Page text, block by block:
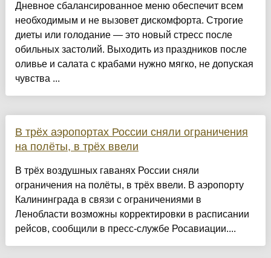
Дневное сбалансированное меню обеспечит всем
необходимым и не вызовет дискомфорта. Строгие
диеты или голодание — это новый стресс после
обильных застолий. Выходить из праздников после
оливье и салата с крабами нужно мягко, не допуская
чувства ...
В трёх аэропортах России сняли ограничения
на полёты, в трёх ввели
В трёх воздушных гаванях России сняли
ограничения на полёты, в трёх ввели. В аэропорту
Калининграда в связи с ограничениями в
Ленобласти возможны корректировки в расписании
рейсов, сообщили в пресс-службе Росавиации....